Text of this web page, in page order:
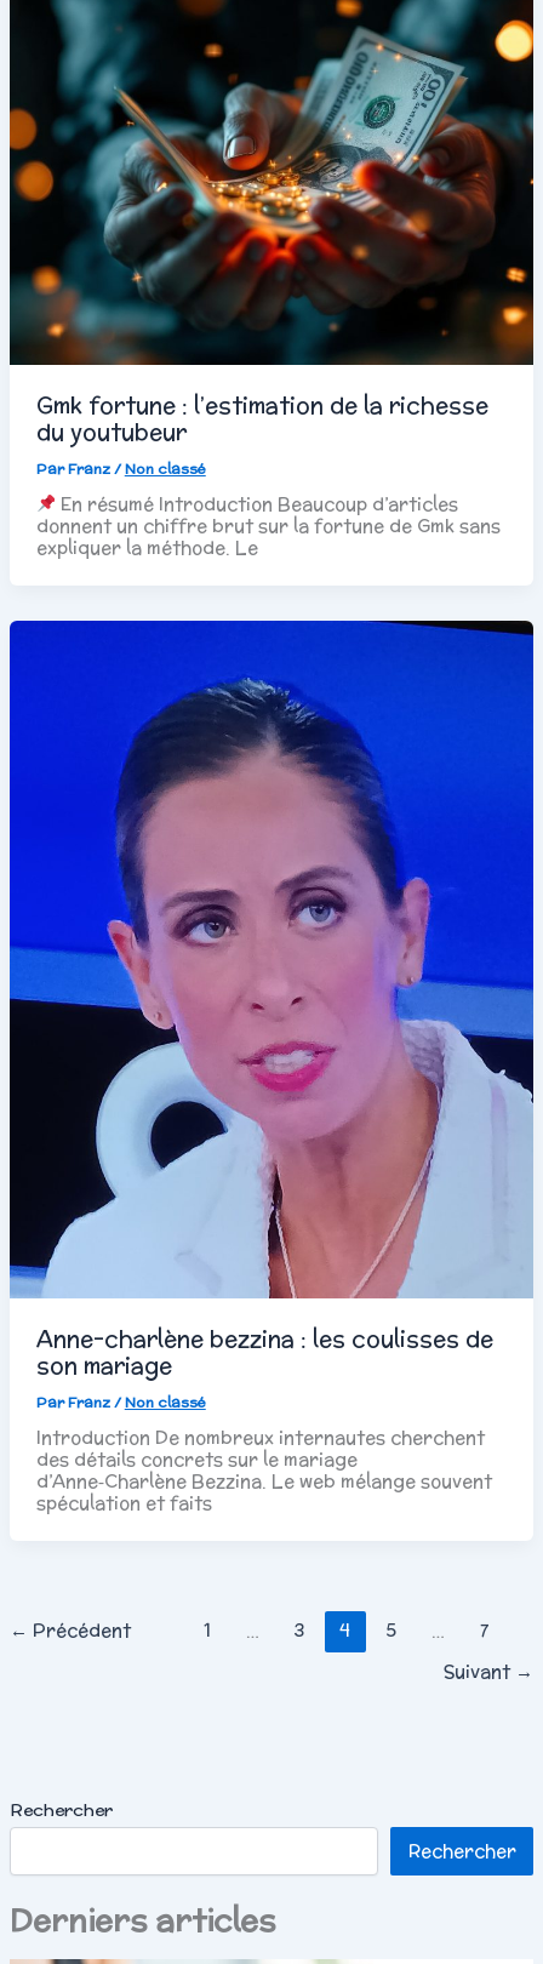
Rechercher
Rechercher
Derniers articles
Gmk fortune : l’estimation de la richesse
du youtubeur
ParFranz/Non classé
En résumé Introduction Beaucoup d’articles
donnent un chiffre brut sur la fortune de Gmk sans
expliquer la méthode. Le
Anne-charlène bezzina : les coulisses de
son mariage
ParFranz/Non classé
Introduction De nombreux internautes cherchent
des détails concrets sur le mariage
d’Anne‑Charlène Bezzina. Le web mélange souvent
spéculation et faits
← Précédent 1 … 3 4 5 …
7
Suivant →